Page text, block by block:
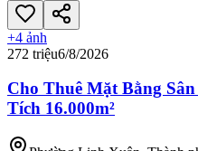
+4 ảnh
272 triệu6/8/2026
Cho Thuê Mặt Bằng
Tích 16.000m²